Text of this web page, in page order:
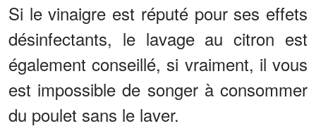
Si le vinaigre est réputé pour ses effets
désinfectants, le lavage au citron est
également conseillé, si vraiment, il vous
est impossible de songer à consommer
du poulet sans le laver.